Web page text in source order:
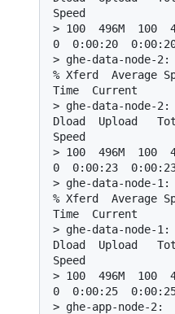
Speed
> 100  496M  100
0  0:00:20
> ghe-data-node-
% Xferd  Average
Time  Current
> ghe-data-node-2:
Dload  Upload
Speed
> 100  496M  100
0  0:00:23
> ghe-data-node-
% Xferd  Average
Time  Current
> ghe-data-node-1:
Dload  Upload
Speed
> 100  496M  100
0  0:00:25
> ghe-app-node-2: